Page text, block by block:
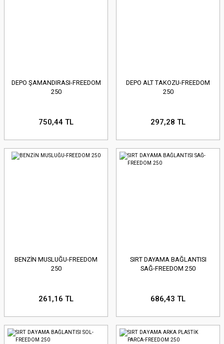
DEPO ŞAMANDIRASI-FREEDOM
250
750,44 TL
DEPO ALT TAKOZU-FREEDOM
250
297,28 TL
BENZİN MUSLUĞU-FREEDOM
250
261,16 TL
SIRT DAYAMA BAĞLANTISI
SAĞ-FREEDOM 250
686,43 TL